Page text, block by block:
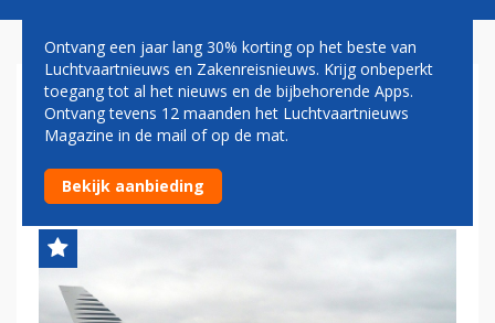
QATAR: NIETS VREEMDS AAN
SCHENKEN VLIEGTUIG AAN
REGERING-TRUMP
Ontvang een jaar lang 30% korting op het beste van
Luchtvaartnieuws en Zakenreisnieuws. Krijg onbeperkt
toegang tot al het nieuws en de bijbehorende Apps.
Ontvang tevens 12 maanden het Luchtvaartnieuws
Magazine in de mail of op de mat.
Bekijk aanbieding